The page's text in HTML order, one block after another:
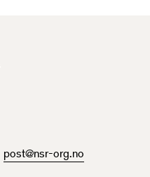
post@nsr-org.no